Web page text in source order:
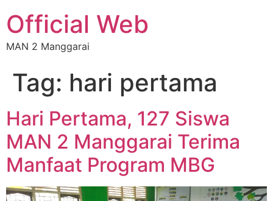
Official Web
MAN 2 Manggarai
Tag: hari pertama
Hari Pertama, 127 Siswa
MAN 2 Manggarai Terima
Manfaat Program MBG